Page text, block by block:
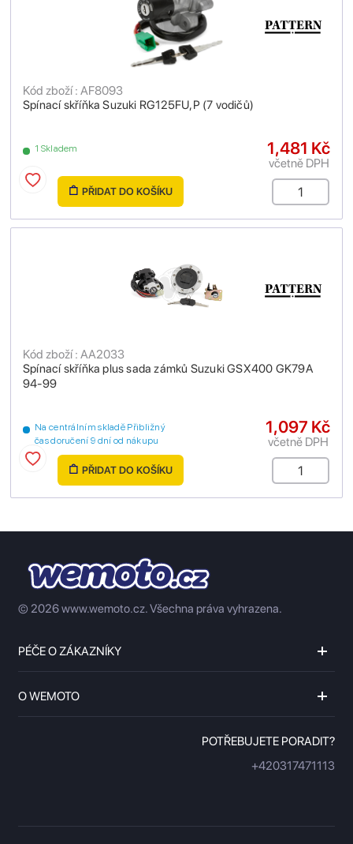
Spínací skříňka Suzuki RG125FU,P (7 vodičů)
Kód zboží : AF8093
1 Skladem 1,481 Kč
včetně DPH
PŘIDAT DO KOŠÍKU
Spínací skříňka plus sada zámků Suzuki GSX400 GK79A
94-99
Kód zboží : AA2033
Na centrálním skladě Přibližný
čas doručení 9 dní od nákupu
1,097 Kč
včetně DPH
PŘIDAT DO KOŠÍKU
© 2026 www.wemoto.cz.Všechna práva vyhrazena.
PÉČE O ZÁKAZNÍKY
O WEMOTO
POTŘEBUJETE PORADIT?
+420317471113